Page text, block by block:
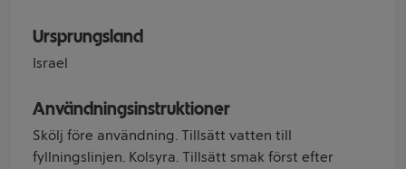
Ursprungsland
Israel
Användningsinstruktioner
Skölj före användning. Tillsätt vatten till
fyllningslinjen. Kolsyra. Tillsätt smak först efter